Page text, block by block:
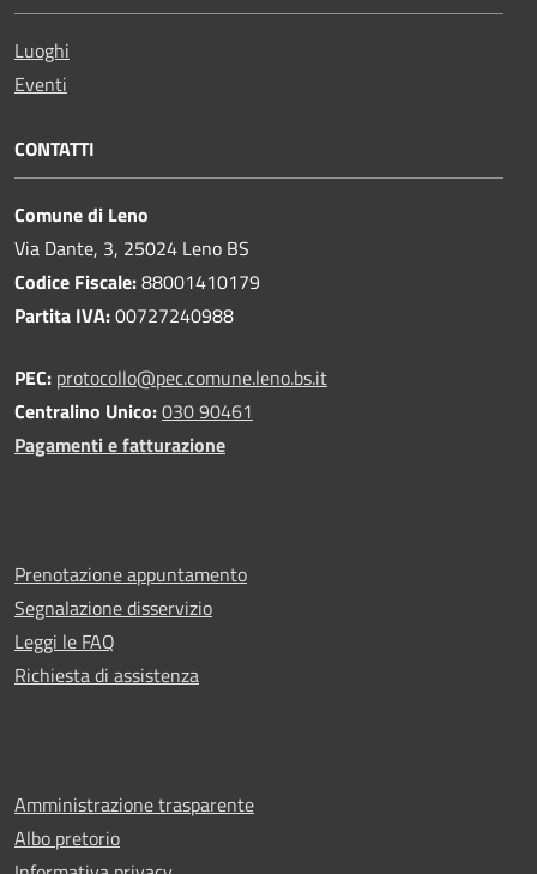
Luoghi
Eventi
CONTATTI
Comune di Leno
Via Dante, 3, 25024 Leno BS
Codice Fiscale:88001410179
Partita IVA:00727240988
PEC: protocollo@pec.comune.leno.bs.it
Centralino Unico:030 90461
Pagamenti e fatturazione
Prenotazione appuntamento
Segnalazione disservizio
Leggi le FAQ
Richiesta di assistenza
Amministrazione trasparente
Albo pretorio